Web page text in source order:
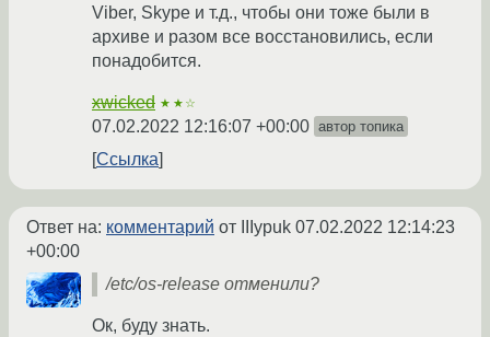
Viber, Skype и т.д., чтобы они тоже были в
архиве и разом все восстановились, если
понадобится.
xwicked ★★☆
07.02.2022 12:16:07 +00:00 автор топика
Ссылка
Ответ на: комментарий от IIIypuk 07.02.2022 12:14:23
+00:00
/etc/os-release отменили?
Ок, буду знать.